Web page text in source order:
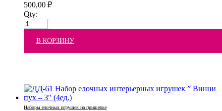
500,00 ₽
Qty:
В КОРЗИНУ
Наборы елочных игрушек на прищепке